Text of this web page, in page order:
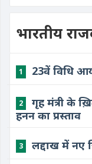
भारतीय
1 23वें विधि
2
गृह मंत्री के
हनन का प्रस्ताव
3 लद्दाख में नए